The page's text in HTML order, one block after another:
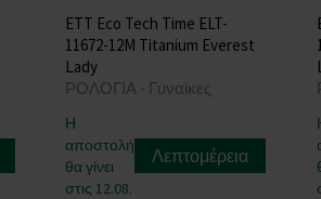
ETT Eco Tech Time ELT-
11672-12M Titanium Everest
Lady
ΡΟΛΟΓΙΑ - Γυναίκες
Η
αποστολή
θα γίνει
στις 12.08.
Λεπτομέρεια